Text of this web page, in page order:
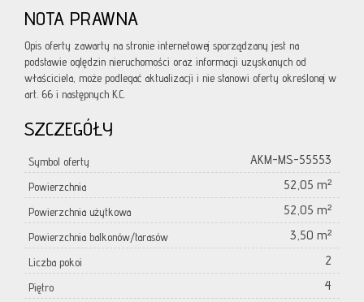
NOTA PRAWNA
Opis oferty zawarty na stronie internetowej sporządzany jest na
podstawie oględzin nieruchomości oraz informacji uzyskanych od
właściciela, może podlegać aktualizacji i nie stanowi oferty określonej w
art. 66 i następnych K.C.
SZCZEGÓŁY
Symbol oferty AKM-MS-55553
Powierzchnia 52,05 m²
Powierzchnia użytkowa 52,05 m²
Powierzchnia balkonów/tarasów 3,50 m²
Liczba pokoi 2
Piętro 4